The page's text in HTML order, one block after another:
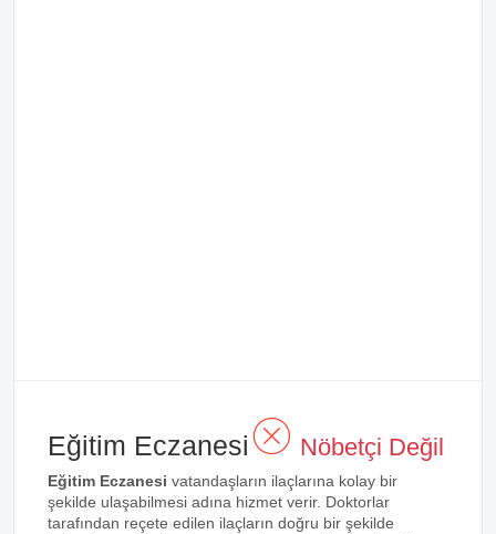
Eğitim Eczanesi Nöbetçi Değil
Eğitim Eczanesi vatandaşların ilaçlarına kolay bir
şekilde ulaşabilmesi adına hizmet verir. Doktorlar
tarafından reçete edilen ilaçların doğru bir şekilde